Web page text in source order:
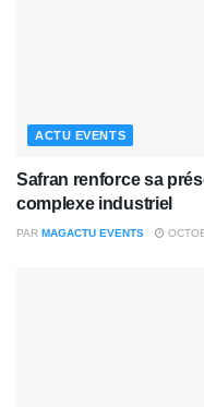
ACTU EVENTS
Safran renforce sa
complexe industriel
PAR MAGACTU EVENTS